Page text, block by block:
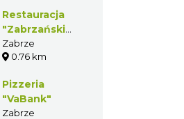
Restauracja
"Zabrzański
Gościniec"
Zabrze
0.76 km
Pizzeria
"VaBank"
Zabrze